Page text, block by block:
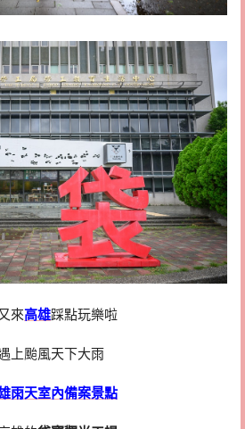
來高雄踩點玩樂啦
上颱風天下大雨
雨天室內備案景點